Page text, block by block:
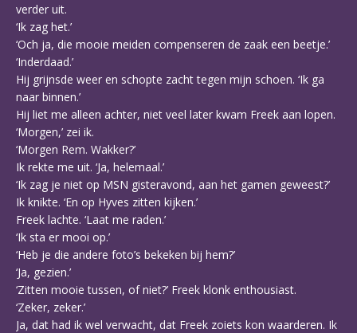
verder uit.
‘Ik zag het.’
‘Och ja, die mooie meiden compenseren de zaak een beetje.’
‘Inderdaad.’
Hij grijnsde weer en schopte zacht tegen mijn schoen. ‘Ik ga
naar binnen.’
Hij liet me alleen achter, niet veel later kwam Freek aan lopen.
‘Morgen,’ zei ik.
‘Morgen Rem. Wakker?’
Ik rekte me uit. ‘Ja, helemaal.’
‘Ik zag je niet op MSN gisteravond, aan het gamen geweest?’
Ik knikte. ‘En op Hyves zitten kijken.’
Freek lachte. ‘Laat me raden.’
‘Ik sta er mooi op.’
‘Heb je die andere foto’s bekeken bij hem?’
‘Ja, gezien.’
‘Zitten mooie tussen, of niet?’ Freek klonk enthousiast.
‘Zeker, zeker.’
Ja, dat had ik wel verwacht, dat Freek zoiets kon waarderen. Ik